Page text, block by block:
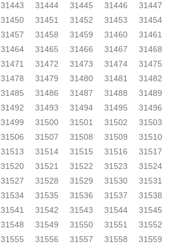
31443 31444 31445 31446
31447
31450 31451 31452 31453
31454
31457 31458 31459 31460
31461
31464 31465 31466 31467
31468
31471 31472 31473 31474
31475
31478 31479 31480 31481
31482
31485 31486 31487 31488
31489
31492 31493 31494 31495
31496
31499 31500 31501 31502
31503
31506 31507 31508 31509
31510
31513 31514 31515 31516
31517
31520 31521 31522 31523
31524
31527 31528 31529 31530
31531
31534 31535 31536 31537
31538
31541 31542 31543 31544
31545
31548 31549 31550 31551
31552
31555 31556 31557 31558
31559